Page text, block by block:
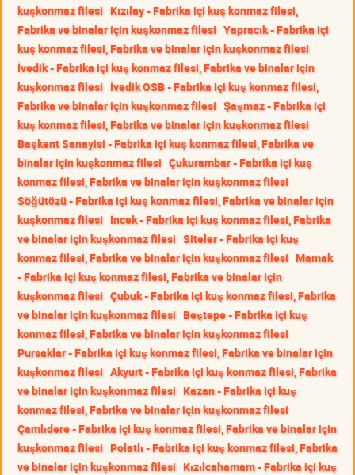
kuşkonmaz filesi Kızılay - Fabrika içi kuş konmaz filesi,
Fabrika ve binalar için kuşkonmaz filesi Yapracık - Fabrika içi
kuş konmaz filesi, Fabrika ve binalar için kuşkonmaz filesi
İvedik - Fabrika içi kuş konmaz filesi, Fabrika ve binalar için
kuşkonmaz filesi İvedik OSB - Fabrika içi kuş konmaz filesi,
Fabrika ve binalar için kuşkonmaz filesi Şaşmaz - Fabrika içi
kuş konmaz filesi, Fabrika ve binalar için kuşkonmaz filesi
Başkent Sanayisi - Fabrika içi kuş konmaz filesi, Fabrika ve
binalar için kuşkonmaz filesi Çukurambar - Fabrika içi kuş
konmaz filesi, Fabrika ve binalar için kuşkonmaz filesi
Söğütözü - Fabrika içi kuş konmaz filesi, Fabrika ve binalar için
kuşkonmaz filesi İncek - Fabrika içi kuş konmaz filesi, Fabrika
ve binalar için kuşkonmaz filesi Siteler - Fabrika içi kuş
konmaz filesi, Fabrika ve binalar için kuşkonmaz filesi Mamak
- Fabrika içi kuş konmaz filesi, Fabrika ve binalar için
kuşkonmaz filesi Çubuk - Fabrika içi kuş konmaz filesi, Fabrika
ve binalar için kuşkonmaz filesi Beştepe - Fabrika içi kuş
konmaz filesi, Fabrika ve binalar için kuşkonmaz filesi
Pursaklar - Fabrika içi kuş konmaz filesi, Fabrika ve binalar için
kuşkonmaz filesi Akyurt - Fabrika içi kuş konmaz filesi, Fabrika
ve binalar için kuşkonmaz filesi Kazan - Fabrika içi kuş
konmaz filesi, Fabrika ve binalar için kuşkonmaz filesi
Çamlıdere - Fabrika içi kuş konmaz filesi, Fabrika ve binalar için
kuşkonmaz filesi Polatlı - Fabrika içi kuş konmaz filesi, Fabrika
ve binalar için kuşkonmaz filesi Kızılcahamam - Fabrika içi kuş